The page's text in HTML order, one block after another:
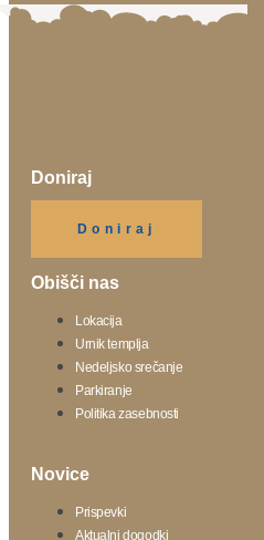
Doniraj
Doniraj
Obišči nas
Lokacija
Urnik templja
Nedeljsko srečanje
Parkiranje
Politika zasebnosti
Novice
Prispevki
Aktualni dogodki